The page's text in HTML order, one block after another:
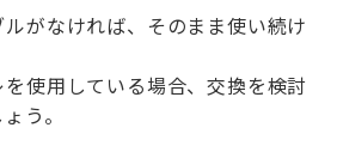
がなければ、そのまま使い続け
使用している場合、交換を検討
う。